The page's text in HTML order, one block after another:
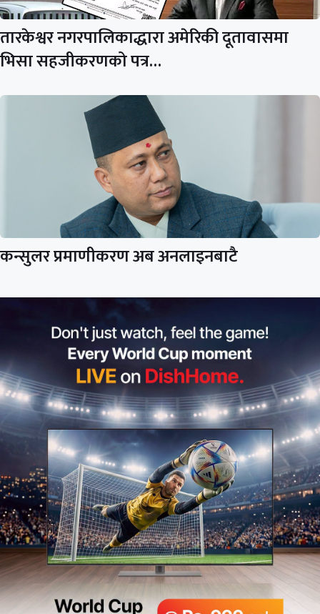
तारकेश्वर नगरपालिकाद्धारा अमेरिकी दूतावासमा
भिसा सहजीकरणको पत्र…
कन्सुलर प्रमाणीकरण अब अनलाइनबाटै